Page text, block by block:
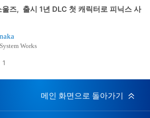
즈, 출시 1년 DLC 첫 캐릭터로 피닉스 사
Works
1
메인 화면으로 돌아가기